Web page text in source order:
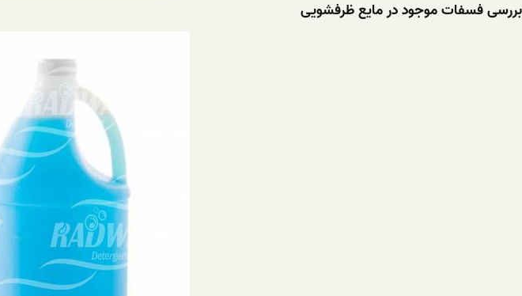
بررسی فسفات موجود در مایع ظرفشویی